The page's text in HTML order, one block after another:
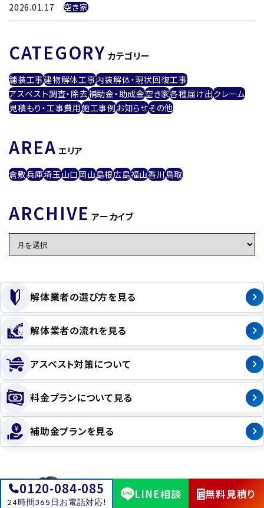
0120-084-085
24時間365日お電話対応!
LINE相談 無料見積り
2026.01.17 空き家
CATEGORY カテゴリー
舗装工事建物解体工事内装解体・現状回復工事
アスベスト調査・除去補助金・助成金空き家各種届け出クレーム
見積もり・工事費用施工事例お知らせその他
AREA エリア
倉敷兵庫埼玉山口岡山島根広島福山香川鳥取
ARCHIVE アーカイブ
解体業者の選び方を見る
解体業者の流れを見る
アスベスト対策について
料金プランについて見る
補助金プランを見る